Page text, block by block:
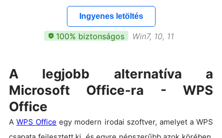
Ingyenes letöltés
100% biztonságos Win7, 10, 11
A legjobb alternatíva a
Microsoft Office-ra - WPS
Office
AWPS Office egy modern irodai szoftver, amelyet a WPS